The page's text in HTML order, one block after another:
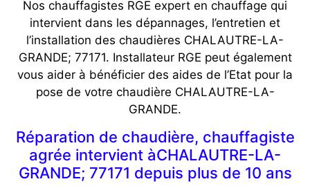
Nos chauffagistes RGE expert en chauffage qui
intervient dans les dépannages, l’entretien et
l’installation des chaudières CHALAUTRE-LA-
GRANDE; 77171. Installateur RGE peut également
vous aider à bénéficier des aides de l’Etat pour la
pose de votre chaudière CHALAUTRE-LA-
GRANDE.
Réparation de chaudière, chauffagiste
agrée intervient àCHALAUTRE-LA-
GRANDE; 77171 depuis plus de 10 ans